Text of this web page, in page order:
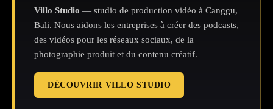
Villo Studio — studio de production vidéo à Canggu,
Bali. Nous aidons les entreprises à créer des podcasts,
des vidéos pour les réseaux sociaux, de la
photographie produit et du contenu créatif.
DÉCOUVRIR VILLO STUDIO